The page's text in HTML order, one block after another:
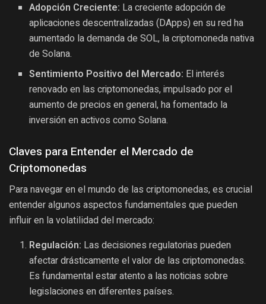
Adopción Creciente: La creciente adopción de
aplicaciones descentralizadas (DApps) en su red ha
aumentado la demanda de SOL, la criptomoneda nativa
de Solana.
Sentimiento Positivo del Mercado: El interés
renovado en las criptomonedas, impulsado por el
aumento de precios en general, ha fomentado la
inversión en activos como Solana.
Claves para Entender el Mercado de
Criptomonedas
Para navegar en el mundo de las criptomonedas, es crucial
entender algunos aspectos fundamentales que pueden
influir en la volatilidad del mercado:
Regulación: Las decisiones regulatorias pueden
afectar drásticamente el valor de las criptomonedas.
Es fundamental estar atento a las noticias sobre
legislaciones en diferentes países.